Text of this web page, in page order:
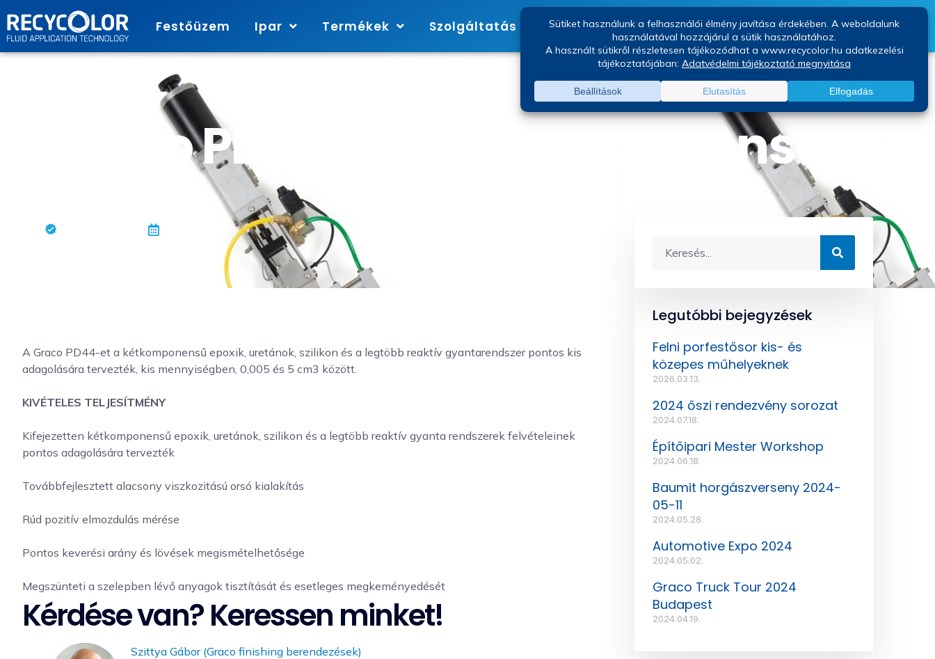
Festőüzem Ipar Termékek Szolgáltatás Márkák Kapcsolat Blog
Graco PD44 meter mix dispense
A Graco PD44-et a kétkomponensű epoxik, uretánok, szilikon és a legtöbb reaktív gyantarendszer pontos kis
adagolására tervezték, kis mennyiségben, 0,005 és 5 cm3 között.
KIVÉTELES TELJESÍTMÉNY
Kifejezetten kétkomponensű epoxik, uretánok, szilikon és a legtöbb reaktív gyanta rendszerek felvételeinek
pontos adagolására tervezték
Továbbfejlesztett alacsony viszkozitású orsó kialakítás
Rúd pozitív elmozdulás mérése
Pontos keverési arány és lövések megismételhetősége
Megszünteti a szelepben lévő anyagok tisztítását és esetleges megkeményedését
Kérdése van? Keressen minket!
Szittya Gábor (Graco finishing berendezések)
Legutóbbi bejegyzések
Felni porfestősor kis- és
közepes műhelyeknek
2026.03.13.
2024 őszi rendezvény sorozat
2024.07.18.
Építőipari Mester Workshop
2024.06.18.
Baumit horgászverseny 2024-
05-11
2024.05.28.
Automotive Expo 2024
2024.05.02.
Graco Truck Tour 2024
Budapest
2024.04.19.